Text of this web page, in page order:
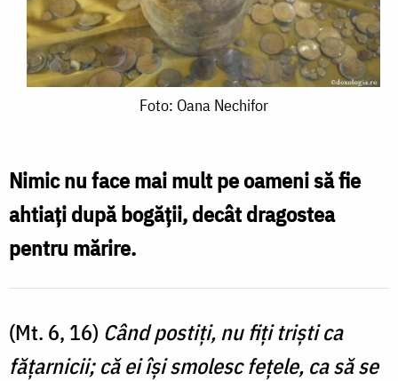
Foto: Oana Nechifor
Nimic nu face mai mult pe oameni să fie
ahtiați după bogății, decât dragostea
pentru mărire.
(Mt. 6, 16) Când postiţi, nu fiţi trişti ca
făţarnicii; că ei îşi smolesc feţele, ca să se